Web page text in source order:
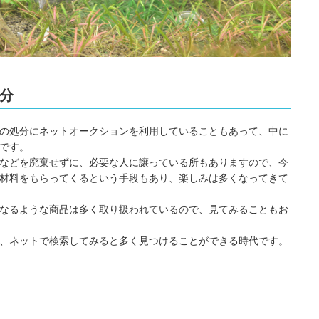
処分にネットオークションを利用していることもあって、中に
す。
どを廃棄せずに、必要な人に譲っている所もありますので、今
料をもらってくるという手段もあり、楽しみは多くなってきて
るような商品は多く取り扱われているので、見てみることもお
ネットで検索してみると多く見つけることができる時代です。